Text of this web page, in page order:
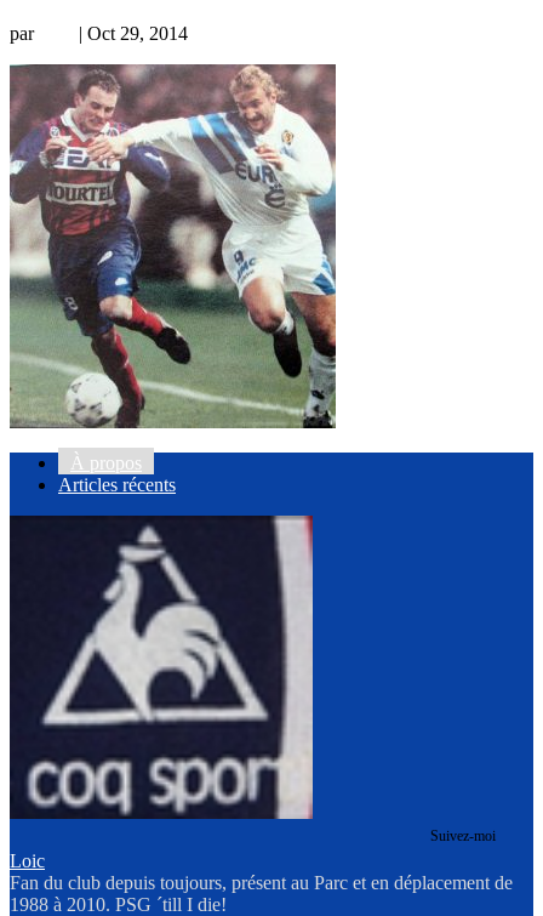
par | Oct 29, 2014
À propos
Articles récents
Suivez-moi
Loic
Fan du club depuis toujours, présent au Parc et en déplacement de
1988 à 2010. PSG ´till I die!